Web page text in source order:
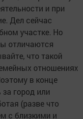
и при
Дел сейчас
участке. Но
отличаются
что такой
отношениях
в конце
город или
(разве что
с близкими и